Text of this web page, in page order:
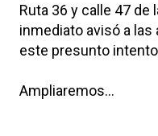
Ruta 36 y calle 47 de
inmediato avisó a
este presunto
Ampliaremos...